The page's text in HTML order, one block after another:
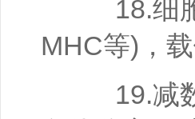
18.细胞
MHC等)，
19.减数